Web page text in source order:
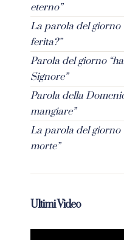
eterno”
La parola del giorno
ferita?”
Parola del giorno
Signore”
Parola della
mangiare”
La parola del giorno
morte”
Ultimi Video